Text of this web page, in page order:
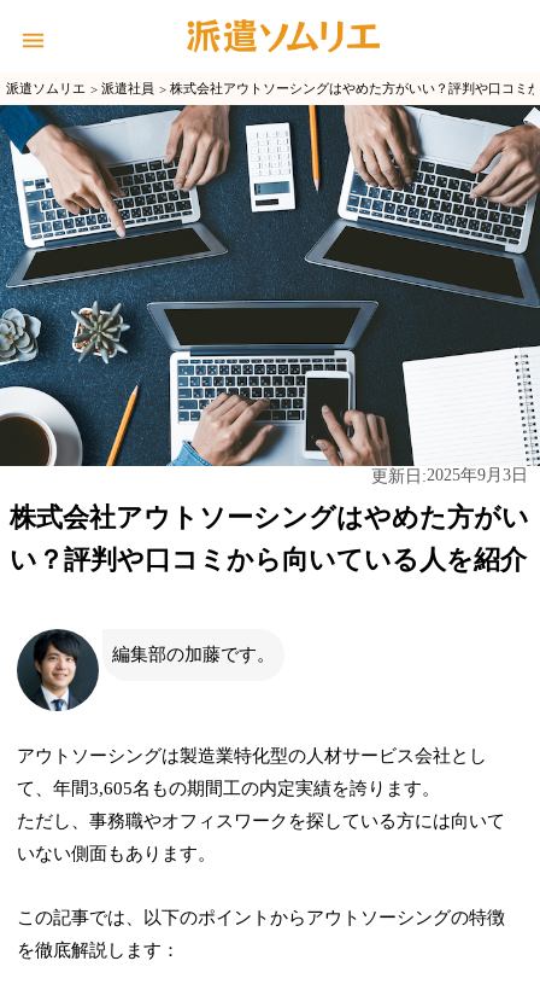
派遣ソムリエ 派遣社員 株式会社アウトソーシングはやめた方がいい？評判や口コミ
更新日:2025年9月3日
株式会社アウトソーシングはやめた方がい
い？評判や口コミから向いている人を紹介
編集部の加藤です。
アウトソーシングは製造業特化型の人材サービス会社とし
て、年間3,605名もの期間工の内定実績を誇ります。
ただし、事務職やオフィスワークを探している方には向いて
いない側面もあります。
この記事では、以下のポイントからアウトソーシングの特徴
を徹底解説します：